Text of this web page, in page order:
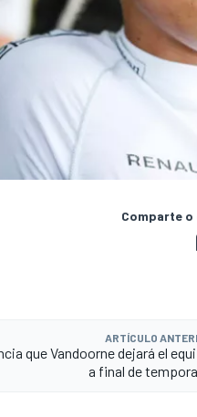
Comparte
ARTÍCULO
que Vandoorne dejará el
a final de